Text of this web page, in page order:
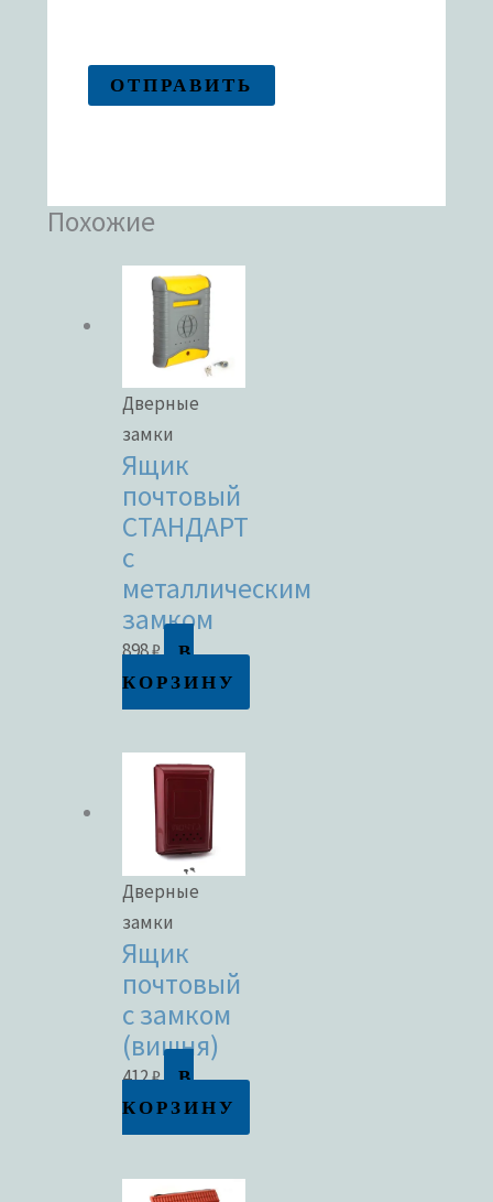
Похожие
Дверные
замки
Ящик
почтовый
СТАНДАРТ
с
металлическим
замком
898₽
В
КОРЗИНУ
Дверные
замки
Ящик
почтовый
с замком
(вишня)
412₽
В
КОРЗИНУ